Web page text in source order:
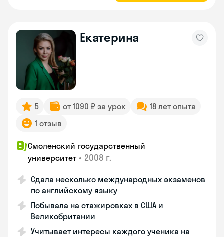
Екатерина
5 от 1090 ₽ за урок
18 лет опыта
1 отзыв
Смоленский государственный
университет • 2008 г.
Сдала несколько международных экзаменов
по английскому языку
Побывала на стажировках в США и
Великобритании
Учитывает интересы каждого ученика на